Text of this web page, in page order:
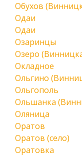
Обухов
Одаи
Одаи
Озаринцы
Озеро
Окладное
Ольгино
Ольгополь
Ольшанка
Оляница
Оратов
Оратов (село)
Оратовка